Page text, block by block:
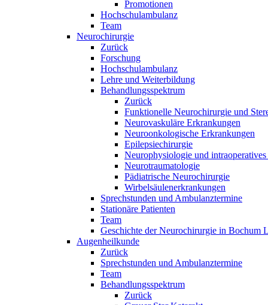
Promotionen
Hochschulambulanz
Team
Neurochirurgie
Zurück
Forschung
Hochschulambulanz
Lehre und Weiterbildung
Behandlungsspektrum
Zurück
Funktionelle Neurochirurgie und
Neurovaskuläre Erkrankungen
Neuroonkologische Erkrankungen
Epilepsiechirurgie
Neurophysiologie und
Neurotraumatologie
Pädiatrische Neurochirurgie
Wirbelsäulenerkrankungen
Sprechstunden und Ambulanztermine
Stationäre Patienten
Team
Geschichte der Neurochirurgie in Bochum
Augenheilkunde
Zurück
Sprechstunden und Ambulanztermine
Team
Behandlungsspektrum
Zurück